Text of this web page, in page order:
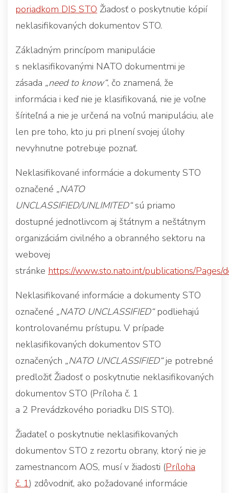
poriadkom DIS STO Žiadosť o poskytnutie kópií
neklasifikovaných dokumentov STO.
Základným princípom manipulácie
s neklasifikovanými NATO dokumentmi je
zásada „need to know“, čo znamená, že
informácia i keď nie je klasifikovaná, nie je voľne
šíriteľná a nie je určená na voľnú manipuláciu, ale
len pre toho, kto ju pri plnení svojej úlohy
nevyhnutne potrebuje poznať.
Neklasifikované informácie a dokumenty STO
označené „NATO
UNCLASSIFIED/UNLIMITED“sú priamo
dostupné jednotlivcom aj štátnym a neštátnym
organizáciám civilného a obranného sektoru na
webovej
stránke https://www.sto.nato.int/publications/Pages/
Neklasifikované informácie a dokumenty STO
označené „NATO UNCLASSIFIED“podliehajú
kontrolovanému prístupu. V prípade
neklasifikovaných dokumentov STO
označených „NATO UNCLASSIFIED“je potrebné
predložiť Žiadosť o poskytnutie neklasifikovaných
dokumentov STO (Príloha č. 1
a 2 Prevádzkového poriadku DIS STO).
Žiadateľ o poskytnutie neklasifikovaných
dokumentov STO z rezortu obrany, ktorý nie je
zamestnancom AOS, musí v žiadosti (Príloha
č. 1) zdôvodniť, ako požadované informácie